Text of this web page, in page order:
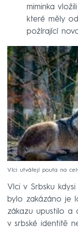
miminka
které měly
požírající
Vlci utvářejí pouta na
Vlci v Srbsku
bylo zakázáno je
zákazu upustilo a
v srbské identitě